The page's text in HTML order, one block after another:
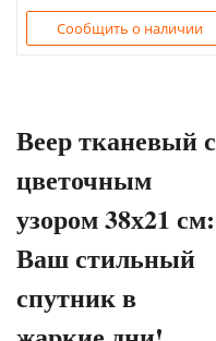
Сообщить о наличии
Веер тканевый с
цветочным
узором 38х21 см:
Ваш стильный
спутник в